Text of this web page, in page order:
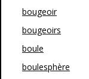
bougeoir
bougeoirs
boule
boulesphère